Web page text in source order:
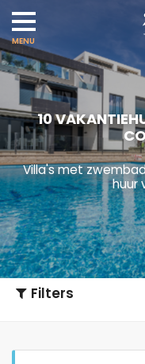
10
Villa's met
huur
Filters